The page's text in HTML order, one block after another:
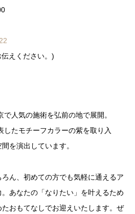
えください。)
人気の施術を弘前の地で展開。
したモチーフカラーの紫を取り入
を演出しています。
ろん、初めての方でも気軽に通えるア
あなたの「なりたい」を叶えるため
おもてなしでお迎えいたします。ぜ